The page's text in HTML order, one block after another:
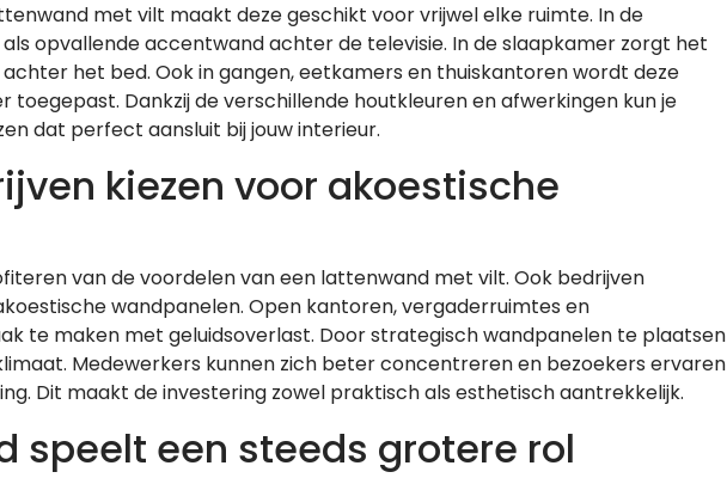
met vilt maakt deze geschikt voor vrijwel elke ruimte. In de
opvallende accentwand achter de televisie. In de slaapkamer zorgt het
het bed. Ook in gangen, eetkamers en thuiskantoren wordt deze
toegepast. Dankzij de verschillende houtkleuren en afwerkingen kun je
dat perfect aansluit bij jouw interieur.
kiezen voor akoestische
van de voordelen van een lattenwand met vilt. Ook bedrijven
wandpanelen. Open kantoren, vergaderruimtes en
te maken met geluidsoverlast. Door strategisch wandpanelen te plaatsen
Medewerkers kunnen zich beter concentreren en bezoekers ervaren
Dit maakt de investering zowel praktisch als esthetisch aantrekkelijk.
speelt een steeds grotere rol